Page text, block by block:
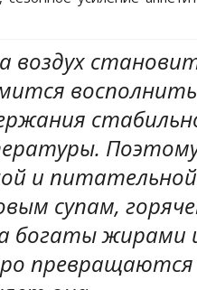
воздух
и
супам,
богаты жирами